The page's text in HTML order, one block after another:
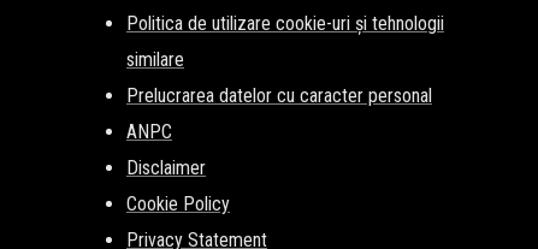
Politica de utilizare cookie-uri și tehnologii
similare
Prelucrarea datelor cu caracter personal
ANPC
Disclaimer
Cookie Policy
Privacy Statement